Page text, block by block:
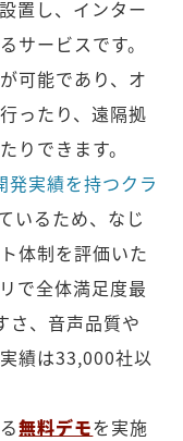
置し、インター
サービスです。
可能であり、オ
ったり、遠隔拠
りできます。
発実績を持つクラ
いるため、なじ
体制を評価いた
で全体満足度最
さ、音声品質や
績は33,000社以
無料デモを実施